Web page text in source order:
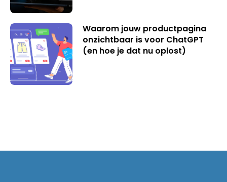
Waarom jouw productpagina
onzichtbaar is voor ChatGPT
(en hoe je dat nu oplost)